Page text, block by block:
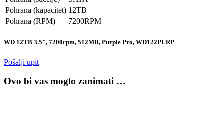
Pohrana (kapacitet) 12TB
Pohrana (RPM)
7200RPM
WD 12TB 3.5", 7200rpm, 512MB, Purple Pro, WD122PURP
Pošalji upit
Ovo bi vas moglo zanimati …